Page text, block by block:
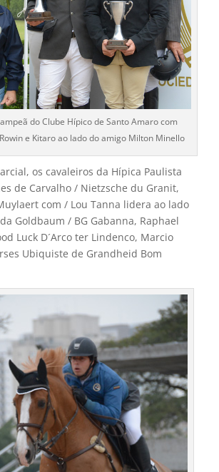
do Clube Hípico de Santo Amaro com
e Kitaro ao lado do amigo Milton Minello
os cavaleiros da Hípica Paulista
de Carvalho / Nietzsche du Granit,
com / Lou Tanna lidera ao lado
Goldbaum / BG Gabanna, Raphael
Luck D´Arco ter Lindenco, Marcio
Ubiquiste de Grandheid Bom